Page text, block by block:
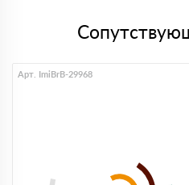
Арт. ImiBrB-29968